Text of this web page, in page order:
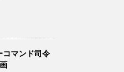
コマンド司令